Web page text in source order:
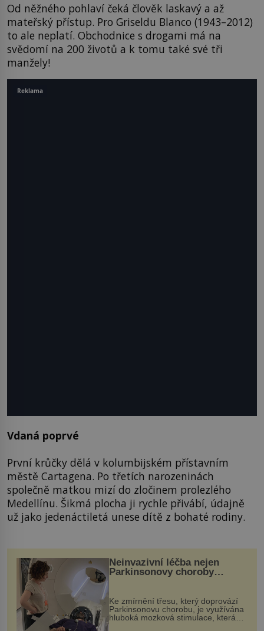
Od něžného pohlaví čeká člověk laskavý a až
mateřský přístup. Pro Griseldu Blanco (1943–2012)
to ale neplatí. Obchodnice s drogami má na
svědomí na 200 životů a k tomu také své tři
manžely!
Vdaná poprvé
První krůčky dělá v kolumbijském přístavním
městě Cartagena. Po třetích narozeninách
společně matkou mizí do zločinem prolezlého
Medellínu. Šikmá plocha ji rychle přivábí, údajně
už jako jedenáctiletá unese dítě z bohaté rodiny.
Neinvazivní léčba nejen
Parkinsonovy choroby
Ke zmírnění třesu, který doprovází
Parkinsonovu chorobu, je využívána
hluboká mozková stimulace, která
však vyžaduje vysoce invazivní
Reklama